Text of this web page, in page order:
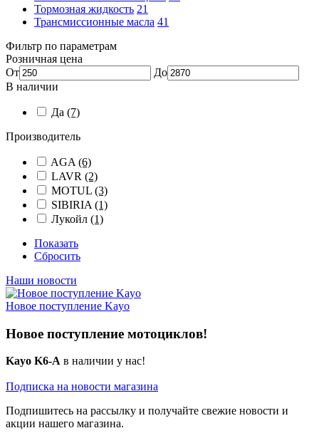
Тормозная жидкость 21
Трансмиссионные масла 41
Фильтр по параметрам
Розничная цена
От
До
В наличии
Да (7)
Производитель
AGA (6)
LAVR (2)
MOTUL (3)
SIBIRIA (1)
Лукойл (1)
Показать
Сбросить
Наши новости
Новое поступление Kayo
Новое поступление мотоциклов!
Kayo K6-A в наличии у нас!
Подписка на новости магазина
Подпишитесь на рассылку и получайте свежие новости и
акции нашего магазина.